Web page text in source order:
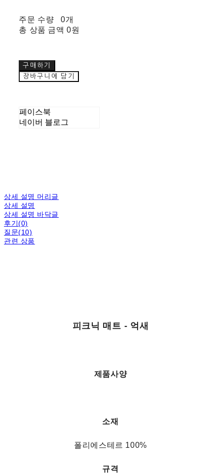
주문 수량
0개
총 상품 금액 0원
구매하기
장바구니에 담기
페이스북
네이버 블로그
상세 설명 머리글
상세 설명
상세 설명 바닥글
후기(0)
질문(10)
관련 상품
피크닉 매트 - 억새
제품사양
소재
폴리에스테르 100%
규격